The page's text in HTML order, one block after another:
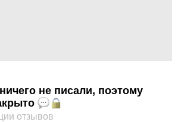
не писали, поэтому
отзывов